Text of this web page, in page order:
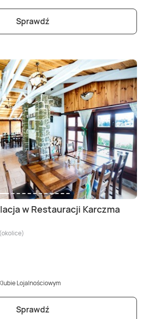
Sprawdź
w Restauracji Karczma
Lojalnościowym
Sprawdź